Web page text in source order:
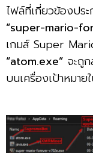
ไฟล์ที่เกี่ยวข้องปร
“super-mario-
เกมส์ Super
“atom.exe” จะถู
บนเครื่องเป้าหมา